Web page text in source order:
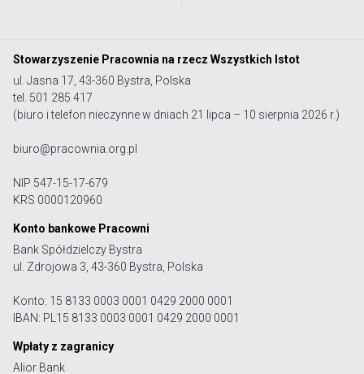
Stowarzyszenie Pracownia na rzecz Wszystkich Istot
ul. Jasna 17, 43-360 Bystra, Polska
tel. 501 285 417
(biuro i telefon nieczynne w dniach 21 lipca – 10 sierpnia 2026 r.)
biuro@pracownia.org.pl
NIP 547-15-17-679
KRS 0000120960
Konto bankowe Pracowni
Bank Spółdzielczy Bystra
ul. Zdrojowa 3, 43-360 Bystra, Polska
Konto: 15 8133 0003 0001 0429 2000 0001
IBAN: PL15 8133 0003 0001 0429 2000 0001
Wpłaty z zagranicy
Alior Bank